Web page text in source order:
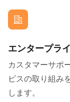
エンタープラ
カスタマーサポ
ビスの取り組み
します。